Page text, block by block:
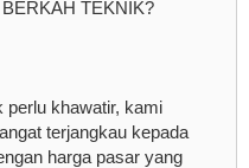
TEKNIK?
perlu khawatir, kami
terjangkau kepada
harga pasar yang